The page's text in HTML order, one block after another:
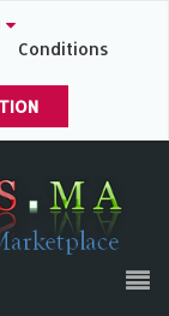
Conditions